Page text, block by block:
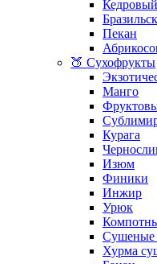
Пекан
🍑 Сухофрукты
Манго
Курага
Изюм
Финики
Инжир
Урюк
Сушеные
Хурма